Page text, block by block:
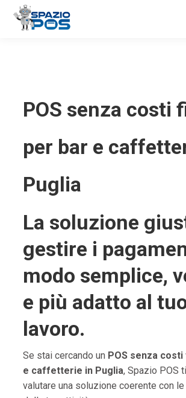
POS senza costi
per bar e
Puglia
La soluzione
gestire i
modo semplice,
e più adatto al
lavoro.
Se stai cercando un POS senza
e caffetterie in Puglia, Spazio POS
valutare una soluzione coerente con